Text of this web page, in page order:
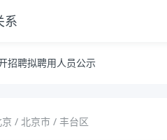
系
招聘拟聘用人员公示
/ 北京市 / 丰台区